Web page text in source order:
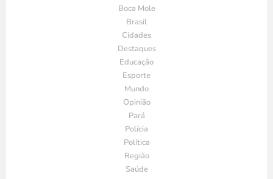
Boca Mole
Brasil
Cidades
Destaques
Educação
Esporte
Mundo
Opinião
Pará
Polícia
Política
Região
Saúde